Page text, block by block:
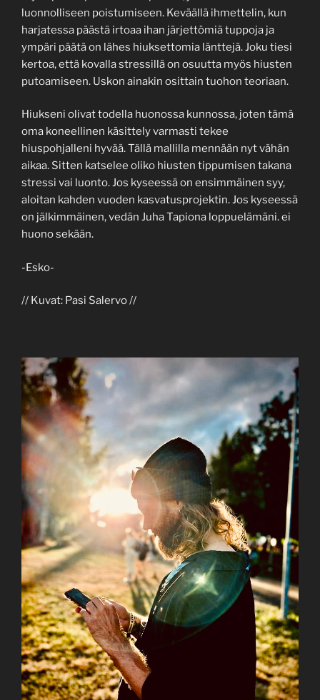
luonnolliseen poistumiseen. Keväällä ihmettelin, kun
harjatessa päästä irtoaa ihan järjettömiä tuppoja ja
ympäri päätä on lähes hiuksettomia länttejä. Joku tiesi
kertoa, että kovalla stressillä on osuutta myös hiusten
putoamiseen. Uskon ainakin osittain tuohon teoriaan.
Hiukseni olivat todella huonossa kunnossa, joten tämä
oma koneellinen käsittely varmasti tekee
hiuspohjalleni hyvää. Tällä mallilla mennään nyt vähän
aikaa. Sitten katselee oliko hiusten tippumisen takana
stressi vai luonto. Jos kyseessä on ensimmäinen syy,
aloitan kahden vuoden kasvatusprojektin. Jos kyseessä
on jälkimmäinen, vedän Juha Tapiona loppuelämäni. ei
huono sekään.
-Esko-
// Kuvat: Pasi Salervo //